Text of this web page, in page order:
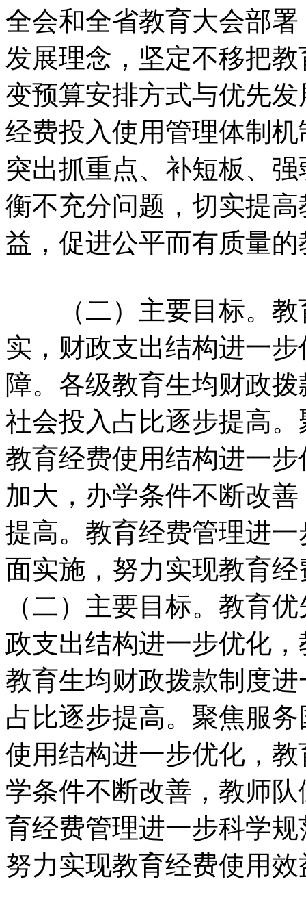
全会和全省教育大会部
发展理念，坚定不移把
变预算安排方式与优先
经费投入使用管理体制
突出抓重点、补短板、
衡不充分问题，切实提
益，促进公平而有质量
（二）主要目标。 教
实， 财政支出结构进一
障。 各级教育生均财政
社会投入占比逐步提高。
教育经费使用结构进一步
加大， 办学条件不断改善
提高。 教育经费管理进
面实施， 努力实现教育
（二）主要目标。教育
政支出结构进一步优化
教育生均财政拨款制度
占比逐步提高。聚焦服
使用结构进一步优化，
学条件不断改善，教师
育经费管理进一步科学
努力实现教育经费使用